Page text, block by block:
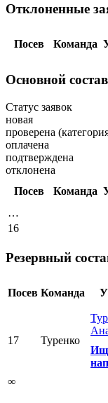
Отклоненные
Посев Команда
Основной состав
Статус заявок
новая
проверена
оплачена
подтверждена
отклонена
Посев
Команда
…
16
Резервный
Посев Команда
17 Туренко
∞